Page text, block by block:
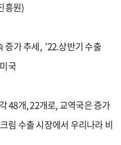
흥원)
증가 추세, ’22.상반기 수출
국
48개, 22개로,교역국은증가
림 수출 시장에서 우리나라 비